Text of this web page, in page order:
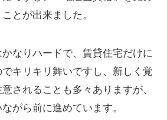
とが出来ました。
なりハードで、賃貸住宅だけに
キリキリ舞いですし、新しく覚
されることも多々ありますが、
がら前に進めています。